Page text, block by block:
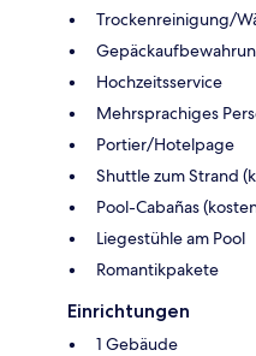
Trockenreinigung/
Hochzeitsservice
Mehrsprachiges
Portier/Hotelpage
Shuttle zum Strand
Pool-Cabañas
Liegestühle am Pool
Romantikpakete
Einrichtungen
1 Gebäude